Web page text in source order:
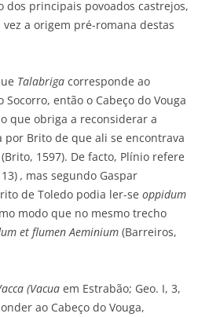
dos principais povoados castrejos,
a origem pré-romana destas
Talabriga corresponde ao
então o Cabeço do Vouga
que obriga a reconsiderar a
Brito de que ali se encontrava
(Brito, 1597). De facto, Plínio refere
, mas segundo Gaspar
de Toledo podia ler-se oppidum
modo que no mesmo trecho
et flumen Aeminium (Barreiros,
(Vacua em Estrabão; Geo. I, 3,
ao Cabeço do Vouga,